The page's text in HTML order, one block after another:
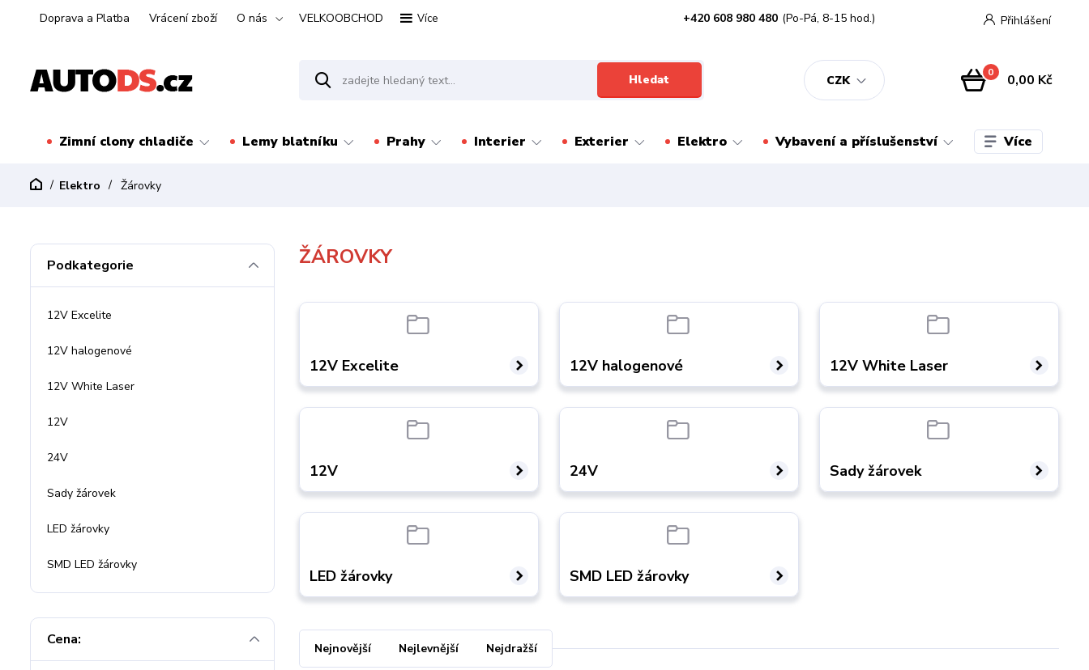
Doprava a Platba Vrácení zboží O nás VELKOOBCHOD Více
CZK
Přihlášení
Hledat
+420 608 980 480 (Po-Pá, 8-15 hod.)
0 0,00 Kč
Zimní clony chladiče Lemy blatníku Prahy Interier Exterier Elektro Vybavení a příslušenství Více
Elektro Žárovky
ŽÁROVKY
12V Excelite 12V halogenové 12V White Laser
12V 24V Sady žárovek
LED žárovky SMD LED žárovky
Nejnovější Nejlevnější Nejdražší
Podkategorie
12V Excelite
12V halogenové
12V White Laser
12V
24V
Sady žárovek
LED žárovky
SMD LED žárovky
Cena: